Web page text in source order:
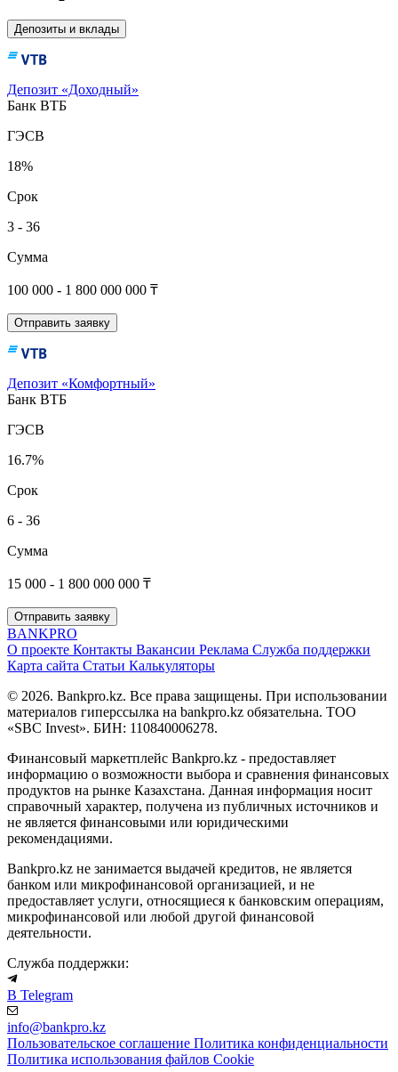
Депозиты и вклады
Депозит «Доходный»
Банк ВТБ
ГЭСВ
18%
Срок
3 - 36
Сумма
100 000 - 1 800 000 000 ₸
Отправить заявку
Депозит «Комфортный»
Банк ВТБ
ГЭСВ
16.7%
Срок
6 - 36
Сумма
15 000 - 1 800 000 000 ₸
Отправить заявку
BANKPRO
О проекте Контакты Вакансии Реклама Служба поддержки
Карта сайта Статьи Калькуляторы
© 2026. Bankpro.kz. Все права защищены. При использовании
материалов гиперссылка на bankpro.kz обязательна. ТОО
«SBC Invest». БИН: 110840006278.
Финансовый маркетплейс Bankpro.kz - предоставляет
информацию о возможности выбора и сравнения финансовых
продуктов на рынке Казахстана. Данная информация носит
справочный характер, получена из публичных источников и
не является финансовыми или юридическими
рекомендациями.
Bankpro.kz не занимается выдачей кредитов, не является
банком или микрофинансовой организацией, и не
предоставляет услуги, относящиеся к банковским операциям,
микрофинансовой или любой другой финансовой
деятельности.
Служба поддержки:
В Telegram
info@bankpro.kz
Пользовательское соглашение Политика конфиденциальности
Политика использования файлов Cookie